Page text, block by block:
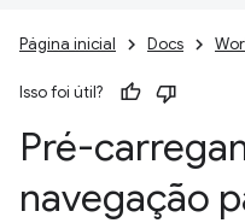
Página inicial Docs
Isso foi útil?
Pré-
navegação